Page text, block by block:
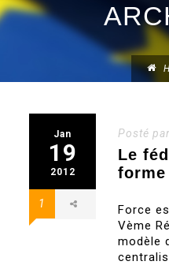
Jan
19
2012
1
Posté
Le
Force
Vème
modèle